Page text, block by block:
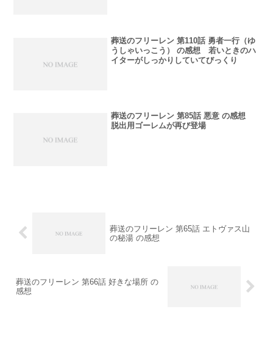
葬送のフリーレン 第110話 勇者一行（ゆ
うしゃいっこう） の感想 若いときのハ
イターがしっかりしていてびっくり
葬送のフリーレン 第85話 悪意 の感想
脱出用ゴーレムが再び登場
葬送のフリーレン 第65話 エトヴァス山
の秘湯 の感想
葬送のフリーレン 第66話 好きな場所 の
感想